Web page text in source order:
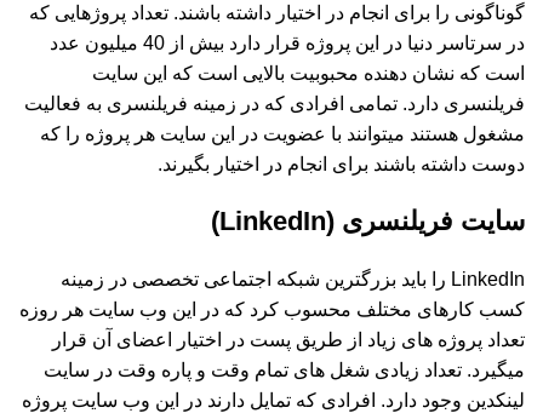
گوناگونی را برای انجام در اختیار داشته باشند. تعداد پروژهایی که
در سرتاسر دنیا در این پروژه قرار دارد بیش از 40 میلیون عدد
است که نشان دهنده محبوبیت بالایی است که این سایت
فریلنسری دارد. تمامی افرادی که در زمینه فریلنسری به فعالیت
مشغول هستند میتوانند با عضویت در این سایت هر پروژه را که
دوست داشته باشند برای انجام در اختیار بگیرند.
سایت فریلنسری (LinkedIn)
LinkedIn را باید بزرگترین شبکه اجتماعی تخصصی در زمینه
کسب کارهای مختلف محسوب کرد که در این وب سایت هر روزه
تعداد پروژه های زیاد از طریق پست در اختیار اعضای آن قرار
میگیرد. تعداد زیادی شغل های تمام وقت و پاره وقت در سایت
لینکدین وجود دارد. افرادی که تمایل دارند در این وب سایت پروژه